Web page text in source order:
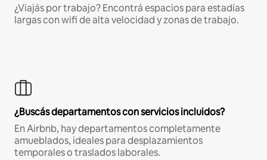
¿Viajás por trabajo? Encontrá espacios para estadías
largas con wifi de alta velocidad y zonas de trabajo.
¿Buscás departamentos con servicios incluidos?
En Airbnb, hay departamentos completamente
amueblados, ideales para desplazamientos
temporales o traslados laborales.